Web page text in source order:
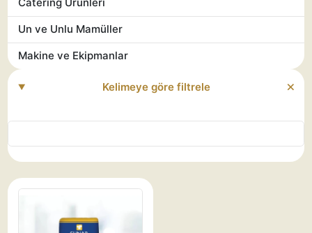
Catering Ürünleri
Un ve Unlu Mamüller
Makine ve Ekipmanlar
Kelimeye göre filtrele